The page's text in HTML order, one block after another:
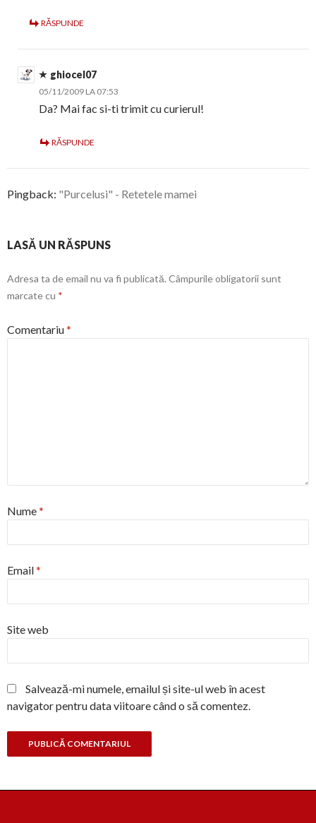
RĂSPUNDE
ghiocel07
05/11/2009 LA 07:53
Da? Mai fac si-ti trimit cu curierul!
RĂSPUNDE
Pingback: "Purcelusi" - Retetele mamei
LASĂ UN RĂSPUNS
Adresa ta de email nu va fi publicată. Câmpurile obligatorii sunt
marcate cu *
Comentariu*
Nume*
Email*
Site web
Salvează-mi numele, emailul și site-ul web în acest
navigator pentru data viitoare când o să comentez.